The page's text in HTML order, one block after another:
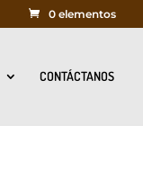
0 elementos
CONTÁCTANOS